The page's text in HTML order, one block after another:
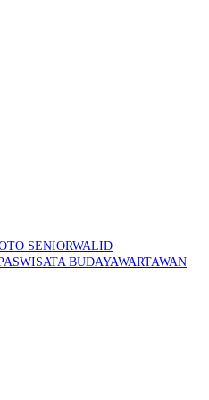
SENIORWALID
WISATA BUDAYAWARTAWAN